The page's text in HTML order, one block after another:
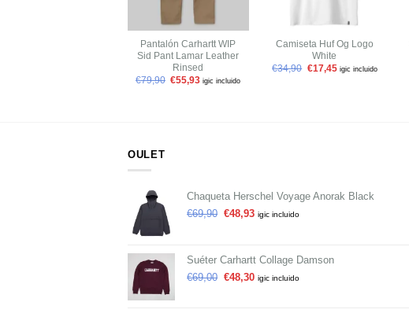
Pantalón Carhartt WIP
Sid Pant Lamar Leather
Rinsed
€79,90 €55,93 igic incluido
Camiseta Huf Og Logo
White
€34,90 €17,45 igic incluido
OULET
Chaqueta Herschel Voyage Anorak Black
€69,90 €48,93 igic incluido
Suéter Carhartt Collage Damson
€69,00 €48,30 igic incluido